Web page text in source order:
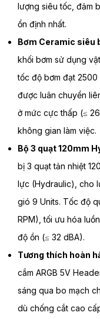
lượng siêu tốc, đảm
ổn định nhất.
Bơm Ceramic siêu
khối bơm sử dụng
tốc độ bơm đạt 2500
được luân chuyển
ở mức cực thấp (≤
không gian làm việc.
Bộ 3 quạt 120mm
bị 3 quạt tản nhiệt
lực (Hydraulic), cho
gió 9 Units. Tốc độ
RPM), tối ưu hóa
độ ồn (≤ 32 dBA).
Tương thích hoàn
cắm ARGB 5V
sáng qua bo mạch
dù chống cắt cao